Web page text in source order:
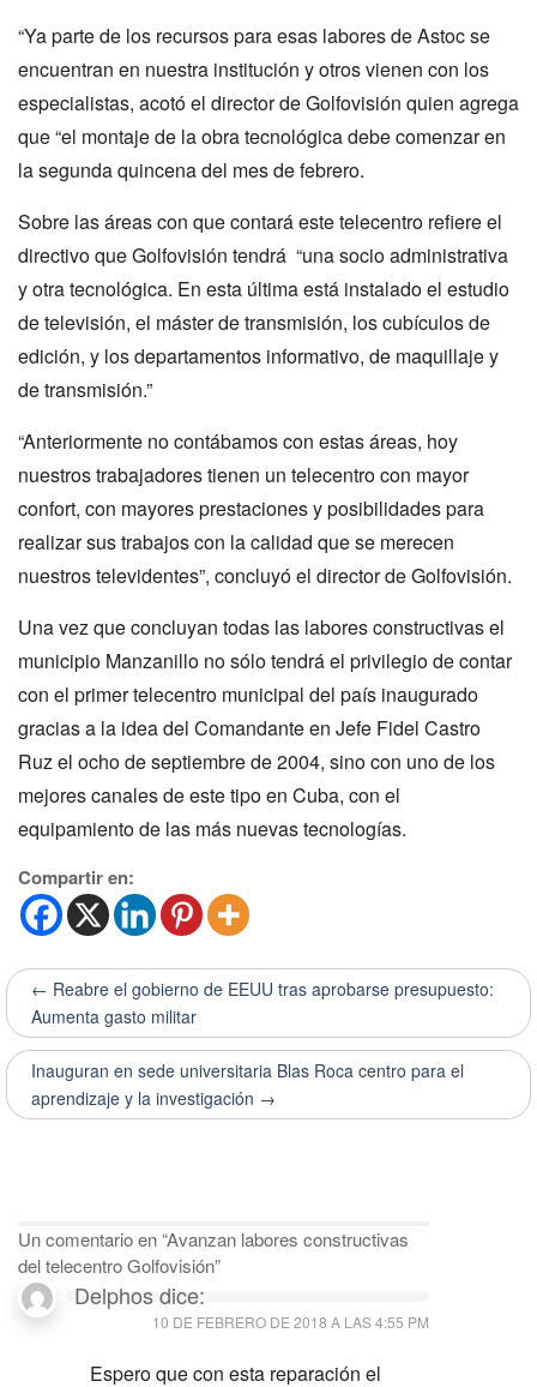
“Ya parte de los recursos para esas labores de Astoc se
encuentran en nuestra institución y otros vienen con los
especialistas, acotó el director de Golfovisión quien agrega
que “el montaje de la obra tecnológica debe comenzar en
la segunda quincena del mes de febrero.
Sobre las áreas con que contará este telecentro refiere el
directivo que Golfovisión tendrá “una socio administrativa
y otra tecnológica. En esta última está instalado el estudio
de televisión, el máster de transmisión, los cubículos de
edición, y los departamentos informativo, de maquillaje y
de transmisión.”
“Anteriormente no contábamos con estas áreas, hoy
nuestros trabajadores tienen un telecentro con mayor
confort, con mayores prestaciones y posibilidades para
realizar sus trabajos con la calidad que se merecen
nuestros televidentes”, concluyó el director de Golfovisión.
Una vez que concluyan todas las labores constructivas el
municipio Manzanillo no sólo tendrá el privilegio de contar
con el primer telecentro municipal del país inaugurado
gracias a la idea del Comandante en Jefe Fidel Castro
Ruz el ocho de septiembre de 2004, sino con uno de los
mejores canales de este tipo en Cuba, con el
equipamiento de las más nuevas tecnologías.
Compartir en:
← Reabre el gobierno de EEUU tras aprobarse presupuesto:
Aumenta gasto militar
Inauguran en sede universitaria Blas Roca centro para el
aprendizaje y la investigación →
Un comentario en “Avanzan labores constructivas
del telecentro Golfovisión”
Delphosdice:
10 DE FEBRERO DE 2018 A LAS 4:55 PM
Espero que con esta reparación el